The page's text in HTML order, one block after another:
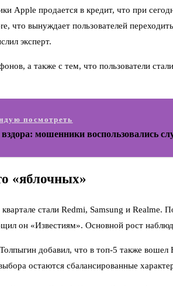
продается в кредит, что при
что вынуждает пользователей
эксперт.
а также с тем, что пользователи
посмотреть
мошенники воспользовались
«яблочных»
стали Redmi, Samsung и Realme.
он «Известиям». Основной рост
добавил, что в топ-5 также
остаются сбалансированные